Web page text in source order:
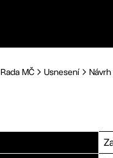
Rada MČ Usnesení